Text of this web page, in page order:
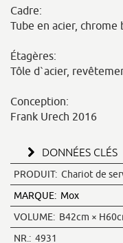
Cadre:
Tube en acier, chrome
Étagères:
Tôle d`acier,
Conception:
Frank Urech 2016
DONNÉES CLÉS
PRODUIT: Chariot de
MARQUE: Mox
VOLUME: B42cm ×
NR.: 4931